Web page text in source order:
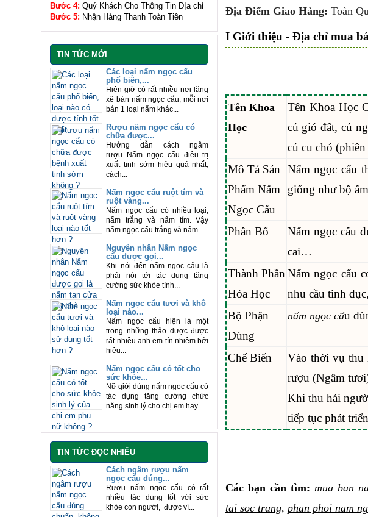
Bước 4: Quý Khách Cho Thông Tin ĐỊa chỉ
Bước 5: Nhận Hàng Thanh Toàn Tiền
TIN TỨC MỚI
Các loại nấm ngọc cẩu
phổ biến,...
Hiện giờ có rất nhiều nơi lăng
xê bán nấm ngọc cẩu, mỗi nơi
bán 1 loại nấm khác...
Rượu nấm ngọc cẩu có
chữa được...
Hướng dẫn cách ngâm
rượu Nấm ngọc cẩu điều trị
xuất tinh sớm hiệu quả nhất,
cách...
Nấm ngọc cẩu ruột tím và
ruột vàng...
Nấm ngọc cẩu có nhiều loại,
nấm trắng và nấm tím. Vậy
nấm ngọc cẩu trắng và nấm...
Nguyên nhân Nấm ngọc
cẩu được gọi...
Khi nói đến nấm ngọc cẩu là
phải nói tới tác dụng tăng
cường sức khỏe tình...
Nấm ngọc cẩu tươi và khô
loại nào...
Nấm ngọc cẩu hiện là một
trong những thảo dược được
rất nhiều anh em tín nhiệm bởi
hiệu...
Nấm ngọc cẩu có tốt cho
sức khỏe...
Nữ giới dùng nấm ngọc cẩu có
tác dụng tăng cường chức
năng sinh lý cho chị em hay...
TIN TỨC ĐỌC NHIỀU
Cách ngâm rượu nấm
ngọc cẩu đúng...
Rượu nấm ngọc cẩu có rất
nhiều tác dụng tốt với sức
khỏe con người, được ví...
Địa Điểm Giao Hàng: Toàn
I Giới thiệu - Địa chỉ mua
Tên Khoa
Học
Tên Khoa Học
củ gió đất, củ
củ cu chó
Mô Tả Sản
Phẩm Nấm
Ngọc Cẩu
Nấm ngọc cẩu
giống như bộ
Phân Bố
Nấm ngọc cẩu
cai…
Thành Phần
Hóa Học
Nấm ngọc cẩu
nhu cầu tình
Bộ Phận
Dùng
nấm ngọc cẩu
Chế Biến
Vào thời vụ thu
rượu (Ngâm
Khi thu hái
tiếp tục phát triển
Các bạn cần tìm: mua ban
tai soc trang, phan phoi nam